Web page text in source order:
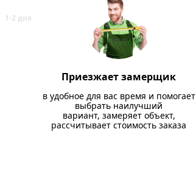
Приезжает замерщик
в удобное для вас время и помогает
выбрать наилучший
вариант, замеряет объект,
рассчитывает стоимость заказа